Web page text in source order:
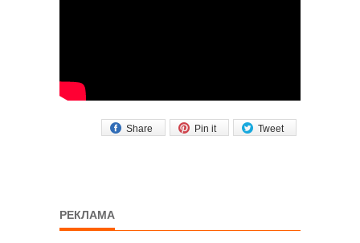
Tweet
Pin it
Share
РЕКЛАМА